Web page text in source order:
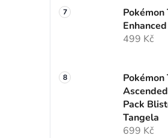
Pokémon
499 Kč
Pokémon
Pack
Tangela
699 Kč